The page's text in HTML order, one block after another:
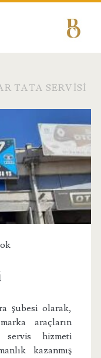
TATA SERVISI
şubesi olarak,
araçların
servis hizmeti
kazanmış